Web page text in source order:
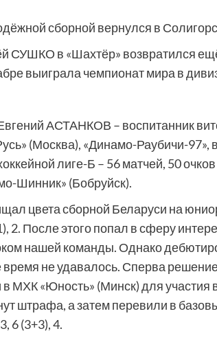
сборной вернулся в
СУШКО в «Шахтёр» возвратился
выиграла чемпионат мира в
АСТАНКОВ – воспитанник
(Москва), «Динамо-Раубичи-97»,
лиге-Б – 56 матчей, 50
Шинник» (Бобруйск).
цвета сборной Беларуси на
2. После этого попал в сферу
нашей команды. Однако
не удавалось. Сперва
МХК «Юность» (Минск) для участия
штрафа, а затем перевили в
6 (3+3), 4.